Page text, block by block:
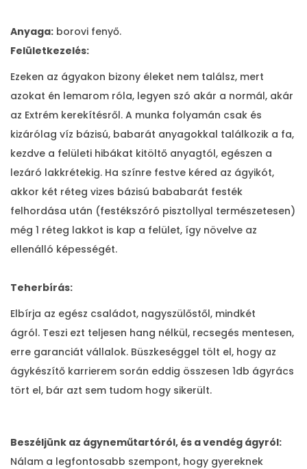
Anyaga: borovi fenyő.
Felületkezelés:
Ezeken az ágyakon bizony éleket nem találsz, mert
azokat én lemarom róla, legyen szó akár a normál, akár
az Extrém kerekítésről. A munka folyamán csak és
kizárólag víz bázisú, babarát anyagokkal találkozik a fa,
kezdve a felületi hibákat kitöltő anyagtól, egészen a
lezáró lakkrétekig. Ha színre festve kéred az ágyikót,
akkor két réteg vizes bázisú bababarát festék
felhordása után (festékszóró pisztollyal természetesen)
még 1 réteg lakkot is kap a felület, így növelve az
ellenálló képességét.
Teherbírás:
Elbírja az egész családot, nagyszülőstől, mindkét
ágról. Teszi ezt teljesen hang nélkül, recsegés mentesen,
erre garanciát vállalok. Büszkeséggel tölt el, hogy az
ágykészítő karrierem során eddig összesen 1db ágyrács
tört el, bár azt sem tudom hogy sikerült.
Beszéljünk az ágyneműtartóról, és a vendég ágyról:
Nálam a legfontosabb szempont, hogy gyereknek